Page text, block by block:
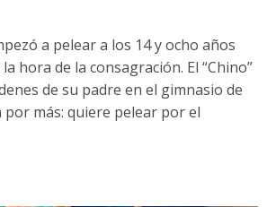
a pelear a los 14 y ocho años
hora de la consagración. El “Chino”
de su padre en el gimnasio de
por más: quiere pelear por el